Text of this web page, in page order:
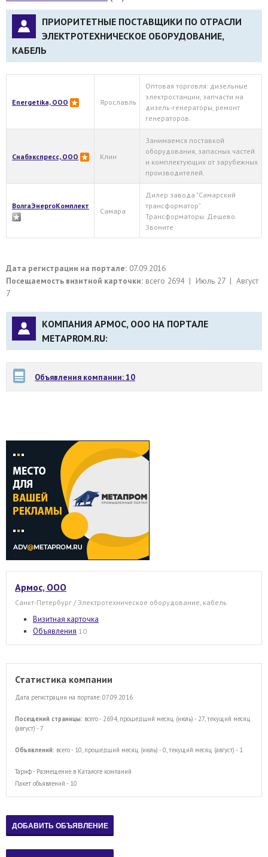
ПРИОРИТЕТНЫЕ ПОСТАВЩИКИ ПО ОТРАСЛИ
ЭЛЕКТРОТЕХНИЧЕСКОЕ ОБОРУДОВАНИЕ,
КАБЕЛЬ
Energetika, OOO Ярославль
Оптовая торговля: дизельные
электростанции, запчасти на
дизель-генераторы, ремонт
генераторов.
Снабэкспресс, ООО Клин
Занимаемся поставкой
оборудования, запасных частей
и комплектующих от зарубежных
производителей.
ВолгаЭнергоКомплект
Самара
Дилер завода "Самарский
трансформатор".
Трансформаторы. Дешево.
Звоните
Дата регистрации на портале: 07.09.2016
Посещаемость визитной карточки: всего 2694 | Июль 27 | Август
7
КОМПАНИЯ АРМОС, ООО НА ПОРТАЛЕ
METAPROM.RU:
Объявления компании: 10
Армос, ООО
Санкт-Петербург / Электротехническое оборудование, кабель
Визитная карточка
Объявления 10
Статистика компании
Дата регистрации на портале: 07.09.2016
Посещений страницы: всего - 2694, прошедший месяц (июль) - 27, текущий месяц
(август) - 7
Объявлений: всего - 10, прошедший месяц (июль) - 0, текущий месяц (август) - 1
Тариф - Размещение в Каталоге компаний
Пакет объявлений - 10